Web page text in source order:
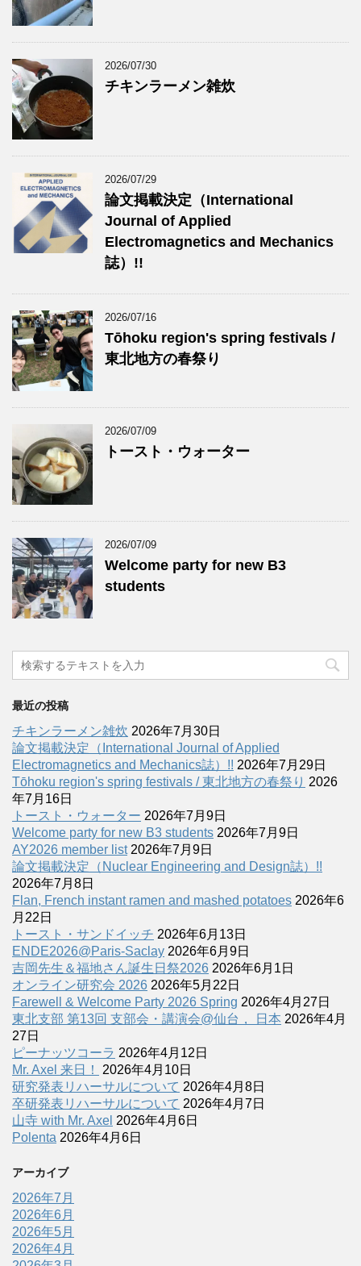
2026/07/30
チキンラーメン雑炊
2026/07/29
論文掲載決定（International
Journal of Applied
Electromagnetics and Mechanics
誌）!!
2026/07/16
Tōhoku region's spring festivals /
東北地方の春祭り
2026/07/09
トースト・ウォーター
2026/07/09
Welcome party for new B3
students
最近の投稿
チキンラーメン雑炊 2026年7月30日
論文掲載決定（International Journal of Applied
Electromagnetics and Mechanics誌）!! 2026年7月29日
Tōhoku region's spring festivals / 東北地方の春祭り 2026
年7月16日
トースト・ウォーター 2026年7月9日
Welcome party for new B3 students 2026年7月9日
AY2026 member list 2026年7月9日
論文掲載決定（Nuclear Engineering and Design誌）!!
2026年7月8日
Flan, French instant ramen and mashed potatoes 2026年6
月22日
トースト・サンドイッチ 2026年6月13日
ENDE2026@Paris-Saclay 2026年6月9日
吉岡先生＆福地さん誕生日祭2026 2026年6月1日
オンライン研究会 2026 2026年5月22日
Farewell & Welcome Party 2026 Spring 2026年4月27日
東北支部 第13回 支部会・講演会@仙台， 日本 2026年4月
27日
ピーナッツコーラ 2026年4月12日
Mr. Axel 来日！
2026年4月10日
研究発表リハーサルについて 2026年4月8日
卒研発表リハーサルについて 2026年4月7日
山寺 with Mr. Axel 2026年4月6日
Polenta 2026年4月6日
アーカイブ
2026年7月
2026年6月
2026年5月
2026年4月